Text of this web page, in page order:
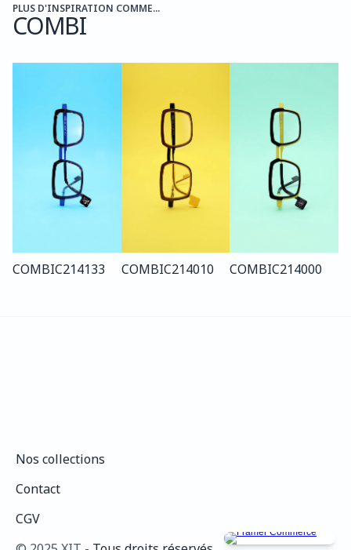
PLUS D'INSPIRATION COMME...
COMBI
COMBIC214133 COMBIC214010 COMBIC214000
Nos collections
Contact
CGV